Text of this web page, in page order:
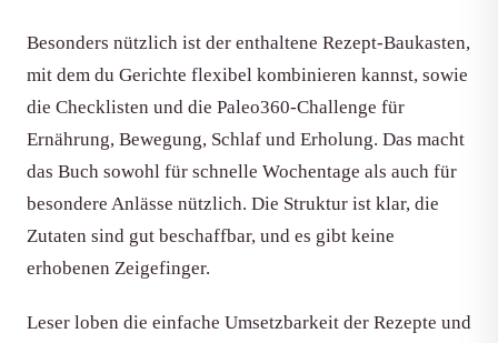
Besonders nützlich ist der enthaltene Rezept-Baukasten,
mit dem du Gerichte flexibel kombinieren kannst, sowie
die Checklisten und die Paleo360-Challenge für
Ernährung, Bewegung, Schlaf und Erholung. Das macht
das Buch sowohl für schnelle Wochentage als auch für
besondere Anlässe nützlich. Die Struktur ist klar, die
Zutaten sind gut beschaffbar, und es gibt keine
erhobenen Zeigefinger.
Leser loben die einfache Umsetzbarkeit der Rezepte und